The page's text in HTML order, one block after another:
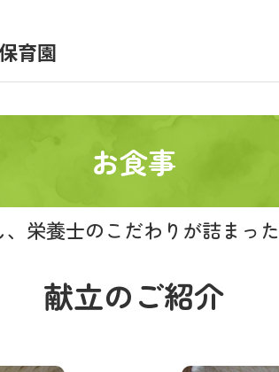
育園
お仕事をお探しの方
お食事
栄養士のこだわりが詰まった
献立のご紹介